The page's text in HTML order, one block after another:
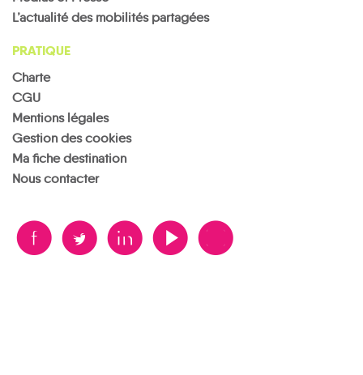
L’actualité des mobilités partagées
PRATIQUE
Charte
CGU
Mentions légales
Gestion des cookies
Ma fiche destination
Nous contacter
B A D F V